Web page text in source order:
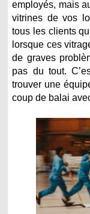
employés, mais
vitrines de vos
tous les clients
lorsque ces
de graves
pas du tout.
trouver une
coup de balai